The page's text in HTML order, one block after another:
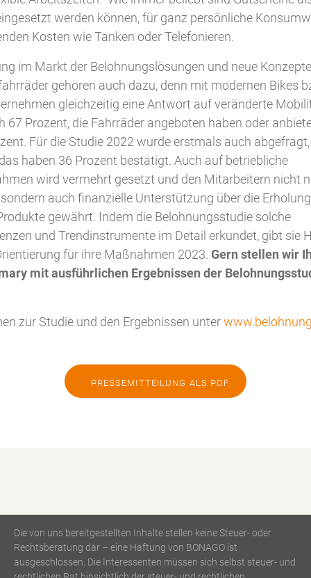
werden können, für ganz persönliche
Kosten wie Tanken oder Telefonieren.
im Markt der Belohnungslösungen und neue
gehören auch dazu, denn mit modernen Bikes
gleichzeitig eine Antwort auf veränderte
67 Prozent, die Fahrräder angeboten haben oder
Für die Studie 2022 wurde erstmals auch
haben 36 Prozent bestätigt. Auch auf betriebliche
wird vermehrt gesetzt und den Mitarbeitern nicht
auch finanzielle Unterstützung über die
gewährt. Indem die Belohnungsstudie solche
und Trendinstrumente im Detail erkundet, gibt sie
für ihre Maßnahmen 2023. Gern stellen wir
mit ausführlichen Ergebnissen der
zur Studie und den Ergebnissen unter
PRESSEMITTEILUNG ALS PDF
Die von uns bereitgestellten Inhalte stellen keine Steuer- oder
Rechtsberatung dar – eine Haftung von BONAGO ist
ausgeschlossen. Die Interessenten müssen sich selbst steuer- und